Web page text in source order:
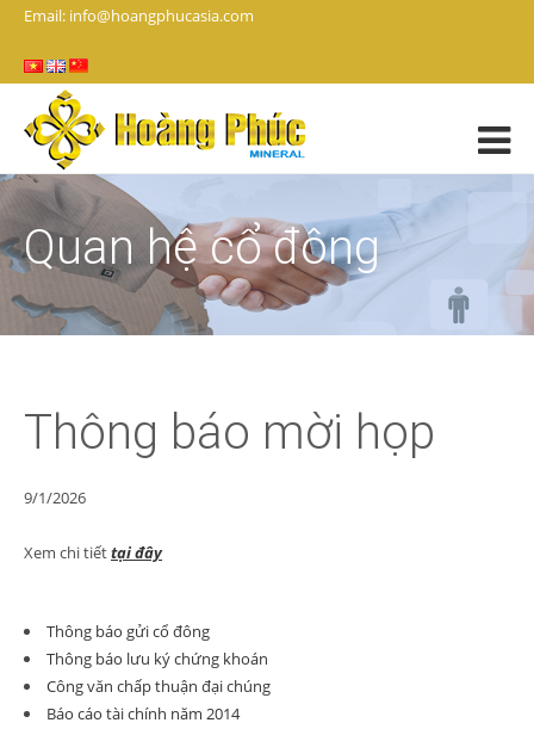
Email: info@hoangphucasia.com
Quan hệ cổ đông
Thông báo mời họp
9/1/2026
Xem chi tiếttại đây
Thông báo gửi cổ đông
Thông báo lưu ký chứng khoán
Công văn chấp thuận đại chúng
Báo cáo tài chính năm 2014